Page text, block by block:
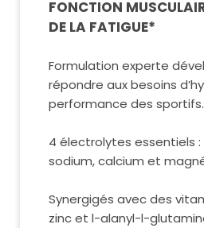
FONCTION
DE LA FATIGUE*
Formulation experte
répondre aux besoins
performance des sportifs.
4 électrolytes essentiels
sodium, calcium et
Synergigés avec des
zinc et l-alanyl-l-